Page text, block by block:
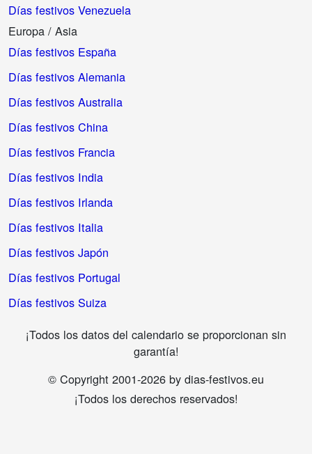
Días festivos Venezuela
Europa / Asia
Días festivos España
Días festivos Alemania
Días festivos Australia
Días festivos China
Días festivos Francia
Días festivos India
Días festivos Irlanda
Días festivos Italia
Días festivos Japón
Días festivos Portugal
Días festivos Suiza
¡Todos los datos del calendario se proporcionan sin
garantía!
© Copyright 2001-2026 by dias-festivos.eu
¡Todos los derechos reservados!